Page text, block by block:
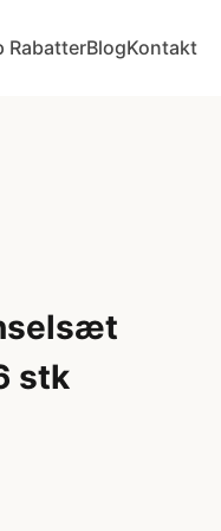
RabatterBlogKontakt
stk